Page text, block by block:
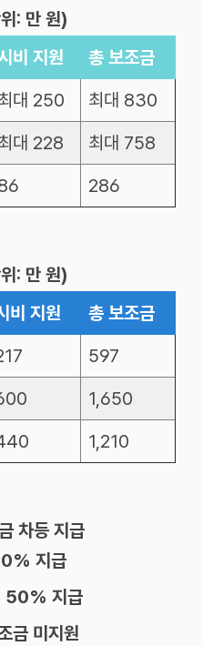
: 만 원)
비 지원 총 보조금
대 250 최대 830
대 228 최대 758
286
: 만 원)
비 지원 총 보조금
597
1,650
1,210
차등 지급
지급
50% 지급
금 미지원